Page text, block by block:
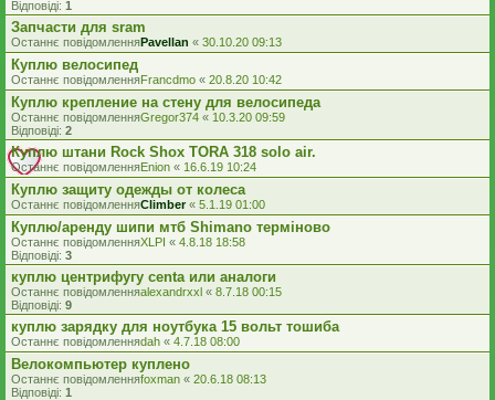
Відповіді: 1
Запчасти для sram
Останнє повідомленняPavellan « 30.10.20 09:13
Куплю велосипед
Останнє повідомленняFrancdmo « 20.8.20 10:42
Куплю крепление на стену для велосипеда
Останнє повідомленняGregor374 « 10.3.20 09:59
Відповіді: 2
Куплю штани Rock Shox TORA 318 solo air.
Останнє повідомленняEnion « 16.6.19 10:24
Куплю защиту одежды от колеса
Останнє повідомленняClimber« 5.1.19 01:00
Куплю/аренду шипи мтб Shimano терміново
Останнє повідомленняXLPI « 4.8.18 18:58
Відповіді: 3
куплю центрифугу centa или аналоги
Останнє повідомленняalexandrxxl « 8.7.18 00:15
Відповіді: 9
куплю зарядку для ноутбука 15 вольт тошиба
Останнє повідомленняdah « 4.7.18 08:00
Велокомпьютер куплено
Останнє повідомленняfoxman « 20.6.18 08:13
Відповіді: 1